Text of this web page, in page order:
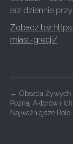
raz dziennie
Zobacz
miast-grecji/
P
o
← Obsada Żywych
Poznaj Aktorów i Ich
Najważniejsze Role